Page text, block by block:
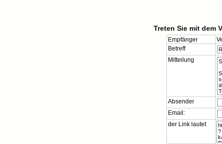
Treten Sie mit dem
Empfänger
Betreff
Mitteilung
Absender
Email:
der Link lautet